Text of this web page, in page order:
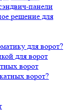
панели
решение для
для ворот?
для ворот
ворот
ворот?